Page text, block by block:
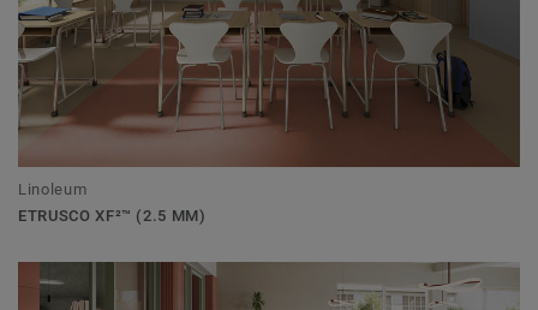
Linoleum
ETRUSCO XF²™ (2.5 MM)